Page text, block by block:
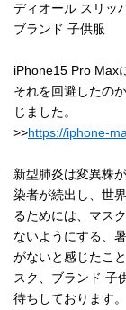
ディオール スリッ
ブランド 子供服
iPhone15 Pro Max
それを回避したの
じました。
>>https://iphone-
新型肺炎は変異株
染者が続出し、世
るためには、マス
ないようにする、
がないと感じたこ
スク、ブランド 子
待ちしております。